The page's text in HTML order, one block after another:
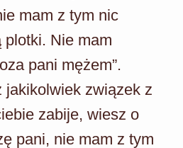
mam z tym nic
plotki. Nie mam
pani mężem”.
jakikolwiek związek z
zabije, wiesz o
pani, nie mam z tym